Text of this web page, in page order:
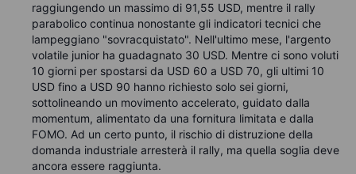
raggiungendo un massimo di 91,55 USD, mentre il rally
parabolico continua nonostante gli indicatori tecnici che
lampeggiano "sovracquistato". Nell'ultimo mese, l'argento
volatile junior ha guadagnato 30 USD. Mentre ci sono voluti
10 giorni per spostarsi da USD 60 a USD 70, gli ultimi 10
USD fino a USD 90 hanno richiesto solo sei giorni,
sottolineando un movimento accelerato, guidato dalla
momentum, alimentato da una fornitura limitata e dalla
FOMO. Ad un certo punto, il rischio di distruzione della
domanda industriale arresterà il rally, ma quella soglia deve
ancora essere raggiunta.